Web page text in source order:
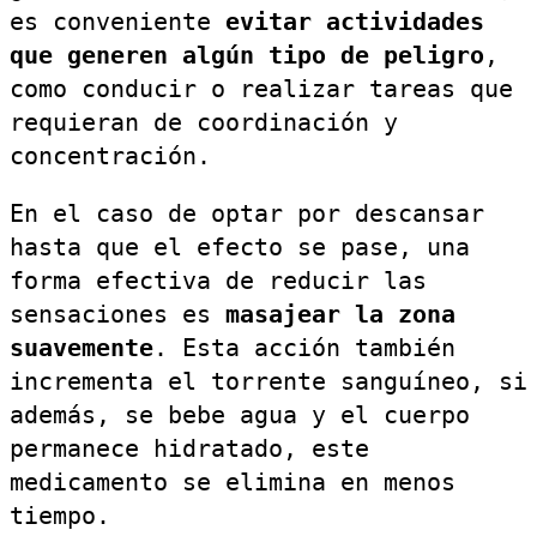
es conveniente evitar actividades
que generen algún tipo de peligro ,
como conducir o realizar tareas que
requieran de coordinación y
concentración.
En el caso de optar por descansar
hasta que el efecto se pase, una
forma efectiva de reducir las
sensaciones es masajear la zona
suavemente. Esta acción también
incrementa el torrente sanguíneo, si
además, se bebe agua y el cuerpo
permanece hidratado, este
medicamento se elimina en menos
tiempo.